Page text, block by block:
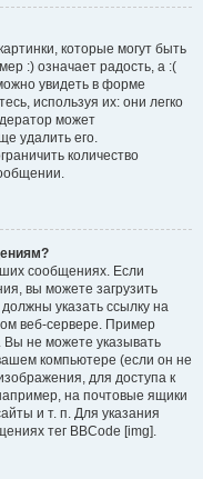
которые могут быть
:) означает радость, а :(
увидеть в форме
используя их: они легко
может
удалить его.
количество
сообщениях. Если
вы можете загрузить
указать ссылку на
веб-сервере. Пример
Вы не можете указывать
компьютере (если он не
для доступа к
на почтовые ящики
и т. п. Для указания
тег BBCode [img].